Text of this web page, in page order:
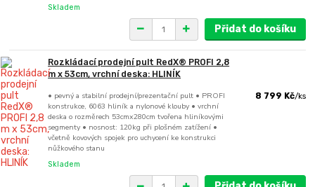
Skladem
Přidat do košíku
Rozkládací prodejní pult RedX® PROFI 2,8
m x 53cm, vrchní deska: HLINÍK
• pevný a stabilní prodejní/prezentační pult • PROFI
konstrukce, 6063 hliník a nylonové klouby • vrchní
deska o rozměrech 53cmx280cm tvořena hliníkovými
segmenty • nosnost: 120kg při plošném zatížení •
včetně kovových spojek pro uchycení ke konstrukci
nůžkového stanu
8 799 Kč/ks
Skladem